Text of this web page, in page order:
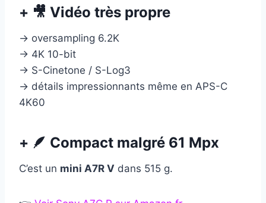
+ 🎥 Vidéo très propre
→ oversampling 6.2K
→ 4K 10-bit
→ S-Cinetone / S-Log3
→ détails impressionnants même en APS-C
4K60
+ 🪶 Compact malgré 61 Mpx
C’est un mini A7R V dans 515 g.